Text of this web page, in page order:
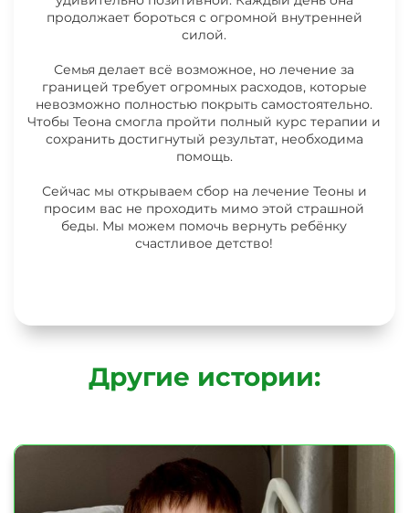
продолжает бороться с огромной внутренней
силой.
Семья делает всё возможное, но лечение за
границей требует огромных расходов, которые
невозможно полностью покрыть самостоятельно.
Чтобы Теона смогла пройти полный курс терапии и
сохранить достигнутый результат, необходима
помощь.
Сейчас мы открываем сбор на лечение Теоны и
просим вас не проходить мимо этой страшной
беды. Мы можем помочь вернуть ребёнку
счастливое детство!
Другие истории: